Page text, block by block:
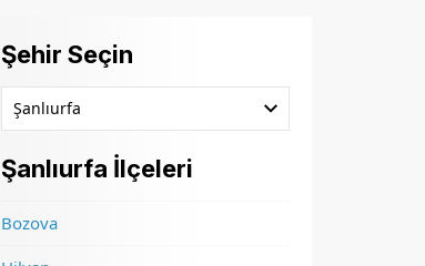
Şehir Seçin
Şanlıurfa
Şanlıurfa İlçeleri
Bozova